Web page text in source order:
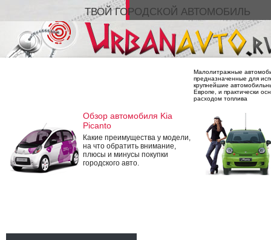
ТВОЙ ГОРОДСКОЙ АВТОМОБИЛЬ
Малолитражные
предназначенные для
крупнейшие
Европе, и практически
расходом топлива
Обзор автомобиля Kia
Picanto
Какие преимущества у модели,
на что обратить внимание,
плюсы и минусы покупки
городского авто.